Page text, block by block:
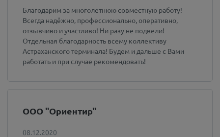
Благодарим за многолетнюю совместную работу!
Всегда надёжно, профессионально, оперативно,
отзывчиво и участливо! Ни разу не подвели!
Отдельная благодарность всему коллективу
Астраханского терминала! Будем и дальше с Вами
работать и при случае рекомендовать!
ООО "Ориентир"
08.12.2020